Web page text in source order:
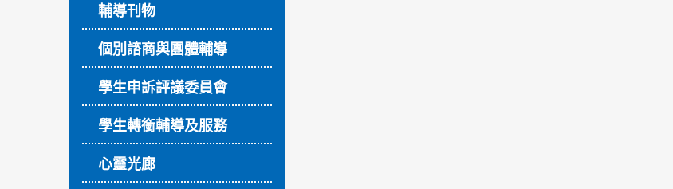
輔導刊物
個別諮商與團體輔導
學生申訴評議委員會
學生轉銜輔導及服務
心靈光廊